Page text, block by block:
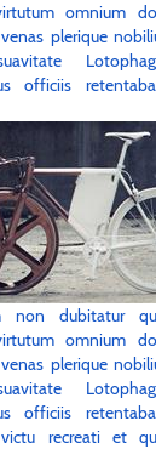
omnium
plerique
officiis
non dubitatur
omnium
plerique
officiis
recreati et